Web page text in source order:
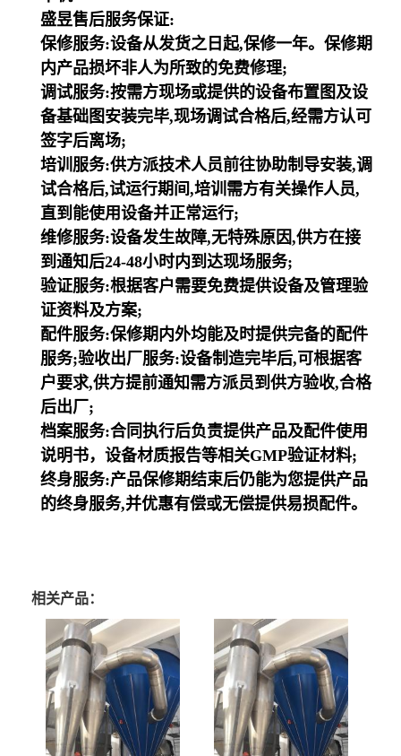
盛昱售后服务保证:
保修服务:设备从发货之日起,保修一年。保修期
内产品损坏非人为所致的免费修理;
调试服务:按需方现场或提供的设备布置图及设
备基础图安装完毕,现场调试合格后,经需方认可
签字后离场;
培训服务:供方派技术人员前往协助制导安装,调
试合格后,试运行期间,培训需方有关操作人员,
直到能使用设备并正常运行;
维修服务:设备发生故障,无特殊原因,供方在接
到通知后24-48小时内到达现场服务;
验证服务:根据客户需要免费提供设备及管理验
证资料及方案;
配件服务:保修期内外均能及时提供完备的配件
服务;验收出厂服务:设备制造完毕后,可根据客
户要求,供方提前通知需方派员到供方验收,合格
后出厂;
档案服务:合同执行后负责提供产品及配件使用
说明书，设备材质报告等相关GMP验证材料;
终身服务:产品保修期结束后仍能为您提供产品
的终身服务,并优惠有偿或无偿提供易损配件。
相关产品：